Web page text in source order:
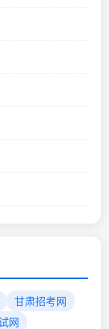
甘肃招考网
网